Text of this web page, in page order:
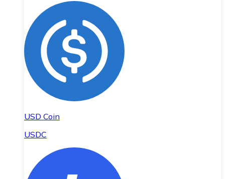
USD Coin
USDC